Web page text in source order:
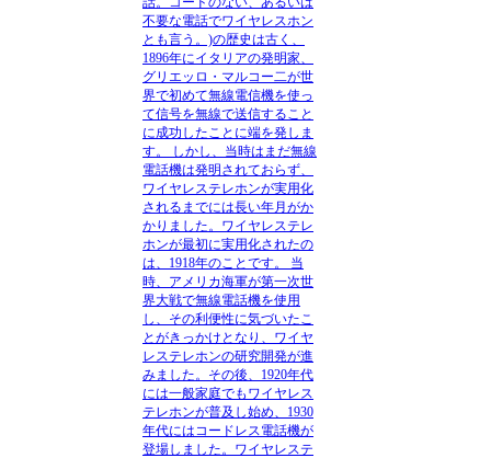
不要な電話でワイヤレスホン
とも言う。)の歴史は古く、
1896年にイタリアの発明家、
グリエッロ・マルコー二が世
界で初めて無線電信機を使っ
て信号を無線で送信すること
に成功したことに端を発しま
す。
しかし、当時はまだ無線
電話機は発明されておらず、
ワイヤレステレホンが実用化
されるまでには長い年月がか
かりました。 ワイヤレステレ
ホンが最初に実用化されたの
は、1918年のことです。
当
時、アメリカ海軍が第一次世
界大戦で無線電話機を使用
し、その利便性に気づいたこ
とがきっかけとなり、ワイヤ
レステレホンの研究開発が進
みました。その後、1920年代
には一般家庭でもワイヤレス
テレホンが普及し始め、1930
年代にはコードレス電話機が
登場しました。 ワイヤレステ